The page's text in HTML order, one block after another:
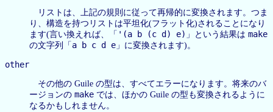
リストは、上記の規則に従って再帰的に変換されます。つま
り、構造を持つリストは平坦化(フラット化)されることになり
ます(言い換えれば、「 '(a b (c d) e) 」という結果は make
の文字列「 a b c d e 」に変換されます)。
other
その他の Guile の型は、すべてエラーになります。将来のバ
ージョンの make では、ほかの Guile の型も変換されるように
なるかもしれません。